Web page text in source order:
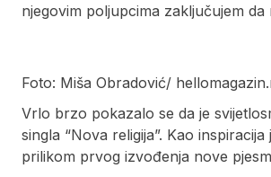
njegovim poljupcima zaključujem
Foto: Miša Obradović/
Vrlo brzo pokazalo se da je
singla “Nova religija”. Kao
prilikom prvog izvođenja nove